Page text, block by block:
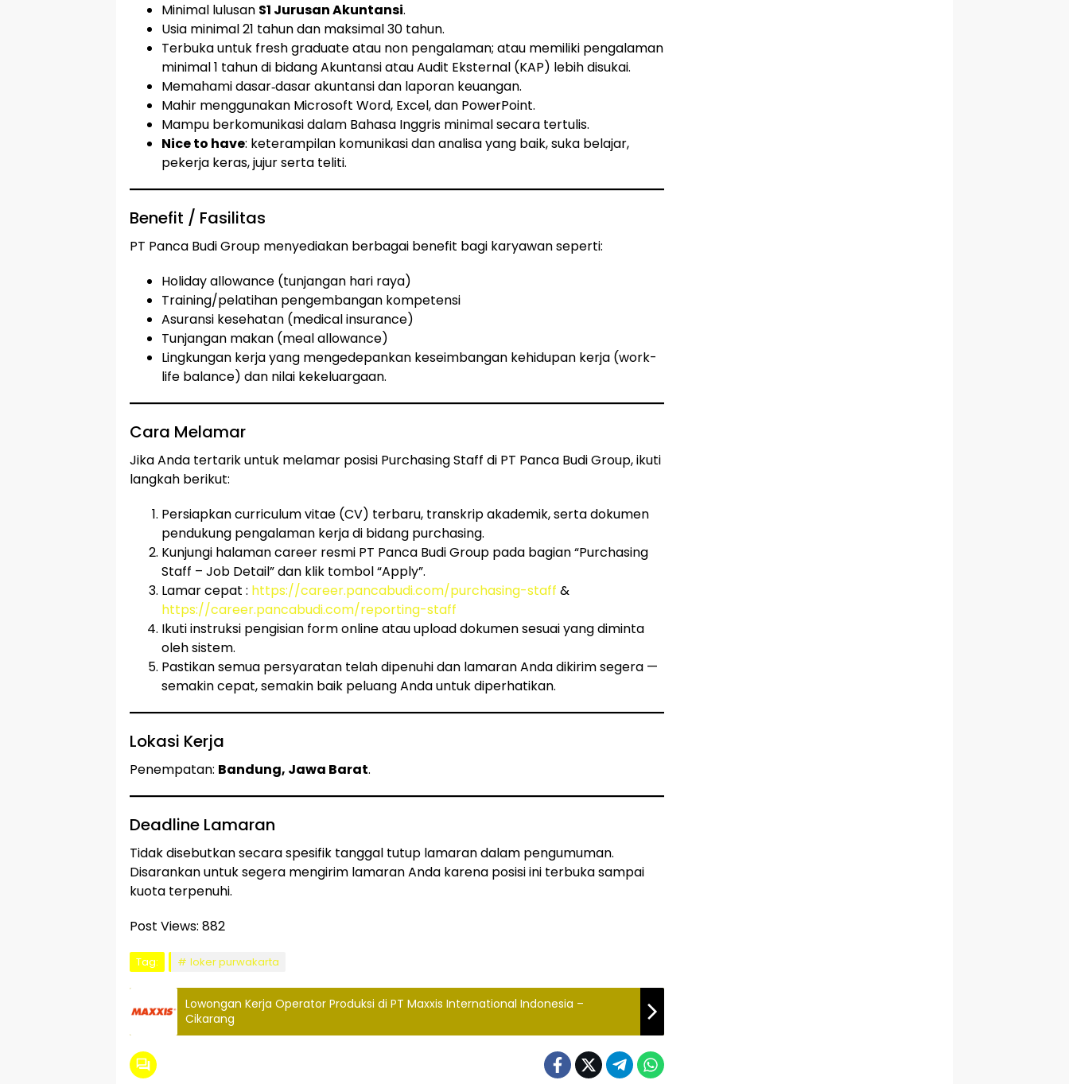
Minimal lulusan S1 Jurusan Akuntansi.
Usia minimal 21 tahun dan maksimal 30 tahun.
Terbuka untuk fresh graduate atau non pengalaman; atau memiliki pengalaman
minimal 1 tahun di bidang Akuntansi atau Audit Eksternal (KAP) lebih disukai.
Memahami dasar‐dasar akuntansi dan laporan keuangan.
Mahir menggunakan Microsoft Word, Excel, dan PowerPoint.
Mampu berkomunikasi dalam Bahasa Inggris minimal secara tertulis.
Nice to have: keterampilan komunikasi dan analisa yang baik, suka belajar,
pekerja keras, jujur serta teliti.
Benefit / Fasilitas
PT Panca Budi Group menyediakan berbagai benefit bagi karyawan seperti:
Holiday allowance (tunjangan hari raya)
Training/pelatihan pengembangan kompetensi
Asuransi kesehatan (medical insurance)
Tunjangan makan (meal allowance)
Lingkungan kerja yang mengedepankan keseimbangan kehidupan kerja (work-
life balance) dan nilai kekeluargaan.
Cara Melamar
Jika Anda tertarik untuk melamar posisi Purchasing Staff di PT Panca Budi Group, ikuti
langkah berikut:
Persiapkan curriculum vitae (CV) terbaru, transkrip akademik, serta dokumen
pendukung pengalaman kerja di bidang purchasing.
Kunjungi halaman career resmi PT Panca Budi Group pada bagian “Purchasing
Staff – Job Detail” dan klik tombol “Apply”.
Lamar cepat : https://career.pancabudi.com/purchasing-staff &
https://career.pancabudi.com/reporting-staff
Ikuti instruksi pengisian form online atau upload dokumen sesuai yang diminta
oleh sistem.
Pastikan semua persyaratan telah dipenuhi dan lamaran Anda dikirim segera —
semakin cepat, semakin baik peluang Anda untuk diperhatikan.
Lokasi Kerja
Penempatan: Bandung, Jawa Barat.
Deadline Lamaran
Tidak disebutkan secara spesifik tanggal tutup lamaran dalam pengumuman.
Disarankan untuk segera mengirim lamaran Anda karena posisi ini terbuka sampai
kuota terpenuhi.
Post Views: 882
Tag: loker purwakarta
Lowongan Kerja Operator Produksi di PT Maxxis International Indonesia –
Cikarang